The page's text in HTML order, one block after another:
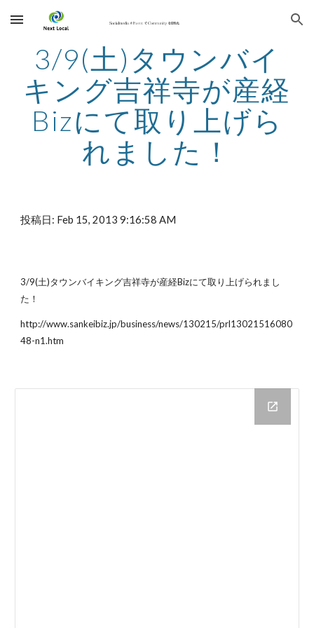
Skip to main content Skip to navigation
3/9(土)タウンバイ
キング吉祥寺が産経
Bizにて取り上げら
れました！
投稿日: Feb 15, 2013 9:16:58 AM
3/9(土)タウンバイキング吉祥寺が産経Bizにて取り上げられまし
た！
http://www.sankeibiz.jp/business/news/130215/prl13021516080
48-n1.htm